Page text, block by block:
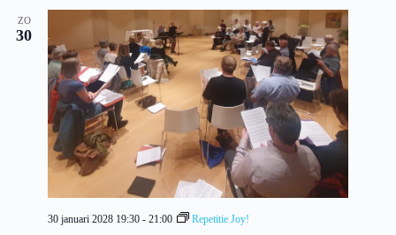
ZO
30
30 januari 2028 19:30 - 21:00 Repetitie Joy!